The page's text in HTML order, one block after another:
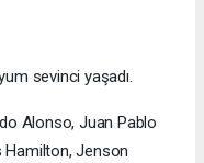
sevinci yaşadı.
Alonso, Juan Pablo
Hamilton, Jenson